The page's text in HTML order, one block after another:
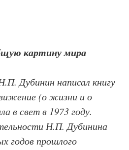
картину мира
Дубинин написал книгу
(о жизни и о
в свет в 1973 году.
Н.П. Дубинина
годов прошлого